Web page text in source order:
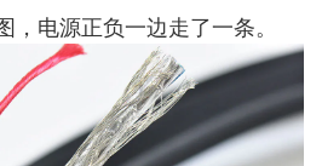
电源正负一边走了一条。